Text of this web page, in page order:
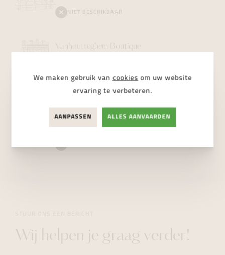
NIET BESCHIKBAAR
Vanhoutteghem Boutique
NIET BESCHIKBAAR
Vanhoutteghem Jewelry
Wij helpen je graag verder!
We maken gebruik van cookies om uw website
ervaring te verbeteren.
AANPASSEN ALLES AANVAARDEN